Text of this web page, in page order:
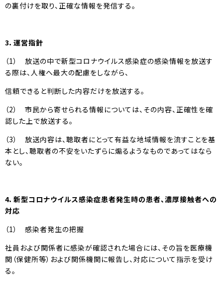
の裏付けを取り、正確な情報を発信する。
3．運営指針
（1） 放送の中で新型コロナウイルス感染症の感染情報を放送す
る際は、人権へ最大の配慮をしながら、
信頼できると判断した内容だけを放送する。
（2） 市民から寄せられる情報については、その内容、正確性を確
認した上で放送する。
（3） 放送内容は、聴取者にとって有益な地域情報を流すことを基
本とし、聴取者の不安をいたずらに煽るようなものであってはなら
ない。
4．新型コロナウイルス感染症患者発生時の患者、濃厚接触者への
対応
（1） 感染者発生の把握
社員および関係者に感染が確認された場合には、その旨を医療機
関（保健所等）および関係機関に報告し、対応について指示を受け
る。